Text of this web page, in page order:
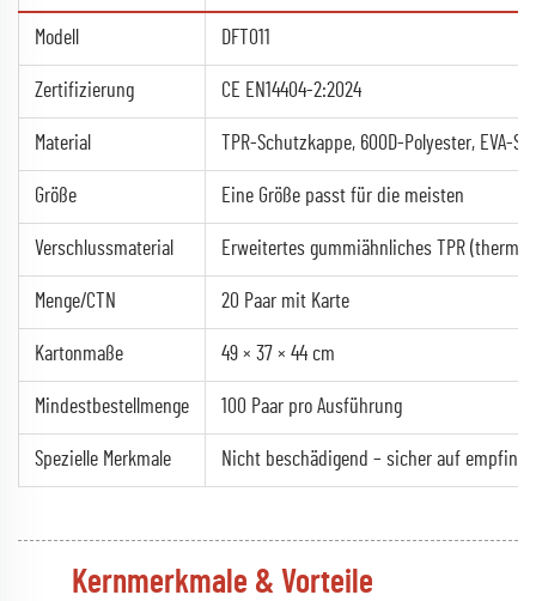
Modell DFT011
Zertifizierung CE EN14404-2:2024
Material TPR-Schutzkappe, 600D-Polyester, EVA-
Größe Eine Größe passt für die meisten
Verschlussmaterial Erweitertes gummiähnliches TPR
Menge/CTN 20 Paar mit Karte
Kartonmaße 49 × 37 × 44 cm
Mindestbestellmenge 100 Paar pro Ausführung
Spezielle Merkmale Nicht beschädigend – sicher auf
Kernmerkmale & Vorteile